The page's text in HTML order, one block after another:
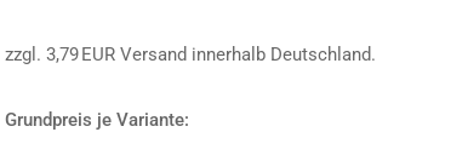
zzgl. 3,79 EUR Versand innerhalb Deutschland.
Grundpreis je Variante: